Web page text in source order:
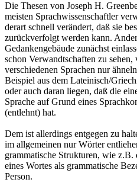
Die Thesen von Joseph H.
meisten Sprachwissenschaftler
derart schnell verändert, daß sie
zurückverfolgt werden kann.
Gedankengebäude zunächst
schon Verwandtschaften zu
verschiedenen Sprachen nur
Beispiel aus dem Lateinisch/
oder auch daran liegen, daß die
Sprache auf Grund eines
(entlehnt) hat.
Dem ist allerdings entgegen zu
im allgemeinen nur Wörter
grammatische Strukturen, wie z.B.
eines Wortes als grammatische
Person.